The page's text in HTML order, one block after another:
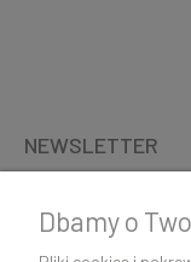
NEWSLETTER
Dbamy o